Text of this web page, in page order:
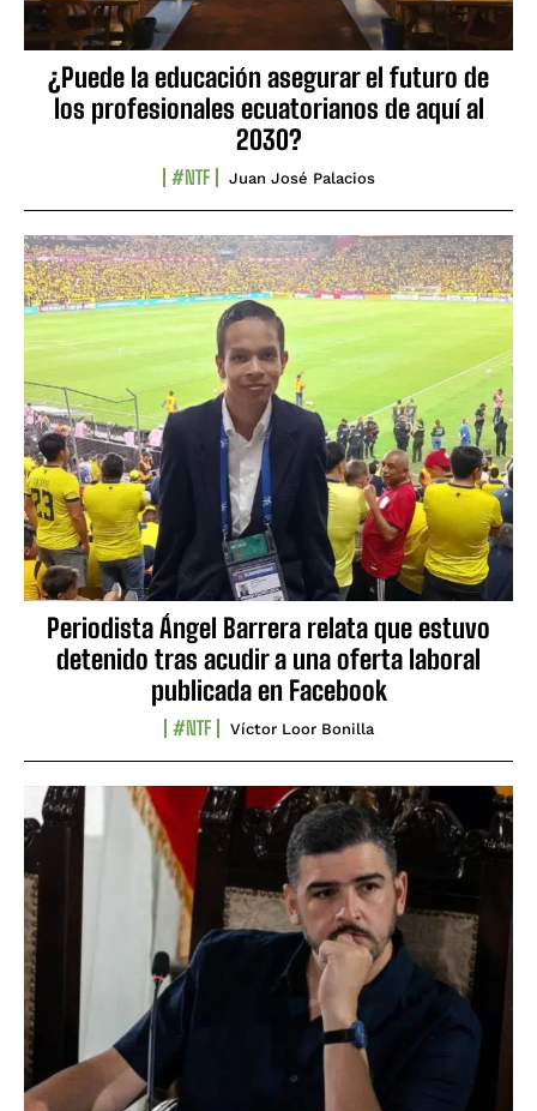
¿Puede la educación asegurar el futuro de
los profesionales ecuatorianos de aquí al
2030?
#NTF Juan José Palacios
Periodista Ángel Barrera relata que estuvo
detenido tras acudir a una oferta laboral
publicada en Facebook
#NTF Víctor Loor Bonilla